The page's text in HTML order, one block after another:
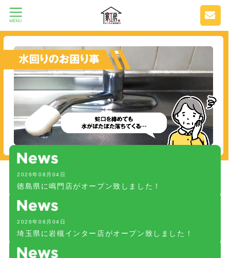
2026年08月04日
徳島県に鳴門店がオープン致しました！
2026年08月04日
埼玉県に岩槻インター店がオープン致しました！